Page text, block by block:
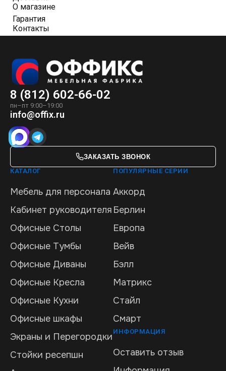
О магазине
Гарантия
Контакты
8 (812) 602-66-02
пн–пт 9:00–19:00
info@offix.ru
ЗАКАЗАТЬ ЗВОНОК
КАТАЛОГ
Мебель для персонала
Кабинет руководителя
Офисные Столы
Офисные Тумбы
Офисные Диваны
Офисные Кресла
Офисные Кухни
Офисные шкафы
Экраны и Перегородки
Стойки ресепшн
ПОПУЛЯРНЫЕ СЕРИИ
Аккорд
Берлин
Европа
Вейв
Бэлл
Матрикс
Стайл
Смарт
ИНФОРМАЦИЯ
Оставить отзыв